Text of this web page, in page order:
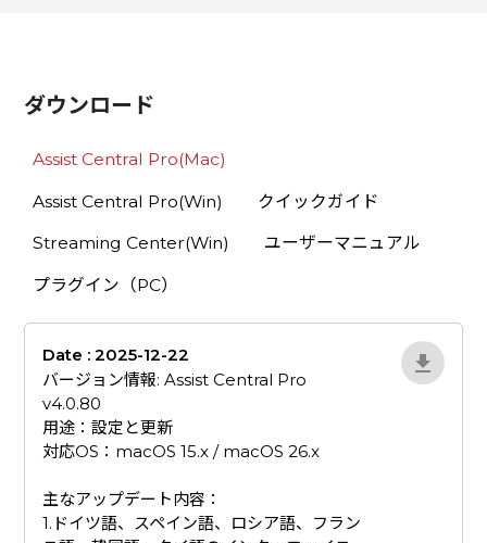
ダウンロード
Assist Central Pro(Mac)
Assist Central Pro(Win) クイックガイド
Streaming Center(Win) ユーザーマニュアル
プラグイン（PC）
Date : 2025-12-22
バージョン情報: Assist Central Pro
v4.0.80
用途：設定と更新
対応OS：macOS 15.x / macOS 26.x
​主なアップデート内容：
1.ドイツ語、スペイン語、ロシア語、フラン